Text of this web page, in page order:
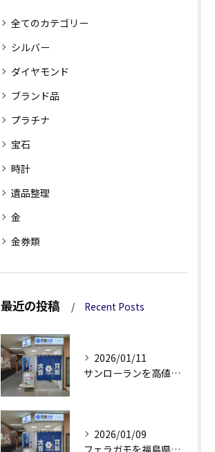
全てのカテゴリー
シルバー
ダイヤモンド
ブランド品
プラチナ
宝石
時計
遺品整理
金
金券類
最近の投稿 Recent Posts
2026/01/11
サンローランを高値で売るための買取活用術と査定額アップのコツ解説
2026/01/09
フェラガモを福島県伊達郡国見町で高く買取してもらう秘訣を徹底解説